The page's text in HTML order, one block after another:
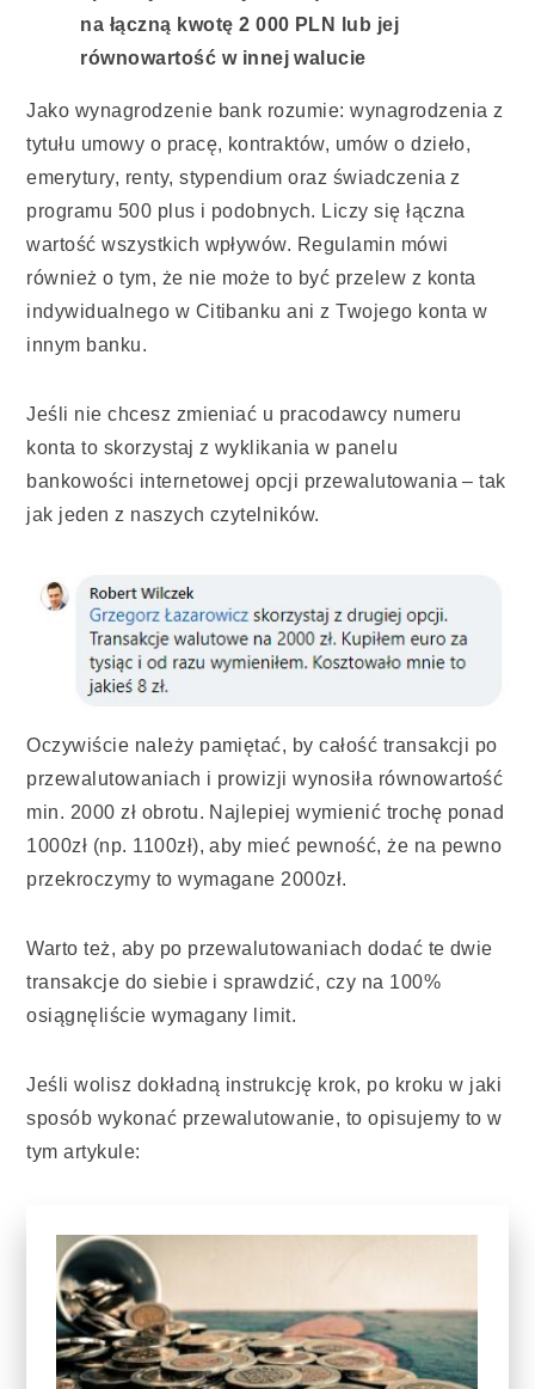
na łączną kwotę 2 000 PLN lub jej
równowartość w innej walucie
Jako wynagrodzenie bank rozumie: wynagrodzenia z
tytułu umowy o pracę, kontraktów, umów o dzieło,
emerytury, renty, stypendium oraz świadczenia z
programu 500 plus i podobnych. Liczy się łączna
wartość wszystkich wpływów. Regulamin mówi
również o tym, że nie może to być przelew z konta
indywidualnego w Citibanku ani z Twojego konta w
innym banku.
Jeśli nie chcesz zmieniać u pracodawcy numeru
konta to skorzystaj z wyklikania w panelu
bankowości internetowej opcji przewalutowania – tak
jak jeden z naszych czytelników.
Oczywiście należy pamiętać, by całość transakcji po
przewalutowaniach i prowizji wynosiła równowartość
min. 2000 zł obrotu. Najlepiej wymienić trochę ponad
1000zł (np. 1100zł), aby mieć pewność, że na pewno
przekroczymy to wymagane 2000zł.
Warto też, aby po przewalutowaniach dodać te dwie
transakcje do siebie i sprawdzić, czy na 100%
osiągnęliście wymagany limit.
Jeśli wolisz dokładną instrukcję krok, po kroku w jaki
sposób wykonać przewalutowanie, to opisujemy to w
tym artykule: